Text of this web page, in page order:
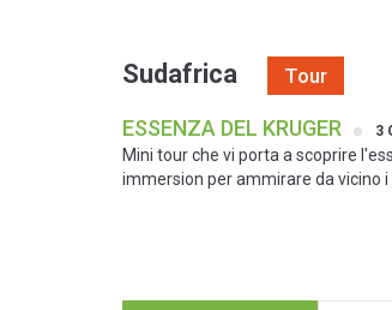
Sudafrica Tour
ESSENZA DEL KRUGER 3
Mini tour che vi porta a scoprire
immersion per ammirare da vicino